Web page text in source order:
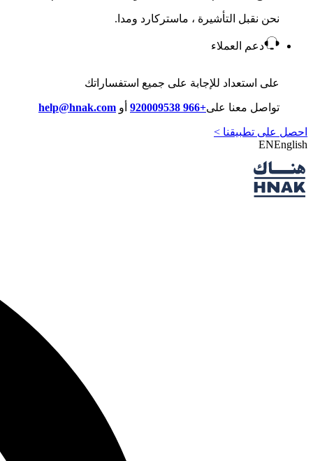
نحن نقبل التأشيرة ، ماستركارد ومدا.
دعم العملاء
على استعداد للإجابة على جميع استفساراتك
تواصل معنا على+966 920009538 أو help@hnak.com
احصل على تطبيقنا >
ENEnglish